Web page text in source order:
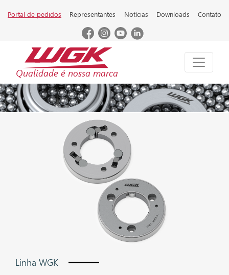
Portal de pedidos Representantes Notícias Downloads Contato
Qualidade é nossa marca
Linha WGK